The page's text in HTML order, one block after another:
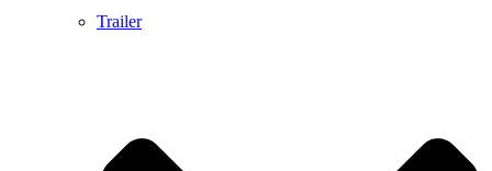
Trailer